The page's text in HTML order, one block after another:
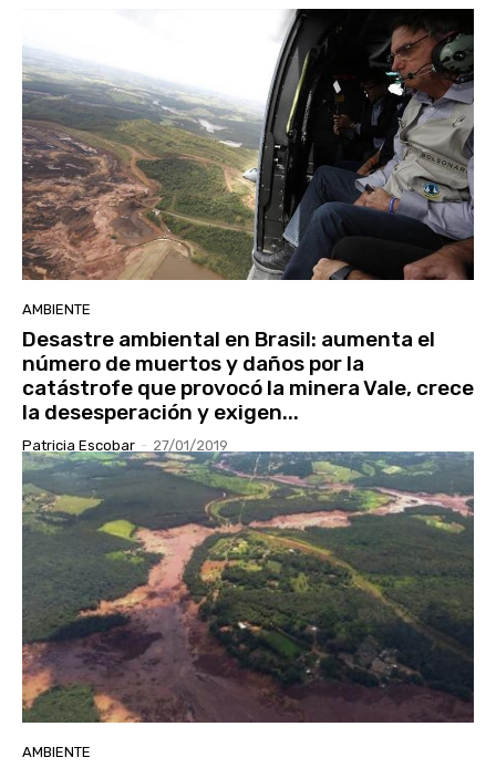
AMBIENTE
Desastre ambiental en Brasil: aumenta el
número de muertos y daños por la
catástrofe que provocó la minera Vale, crece
la desesperación y exigen...
Patricia Escobar - 27/01/2019
AMBIENTE